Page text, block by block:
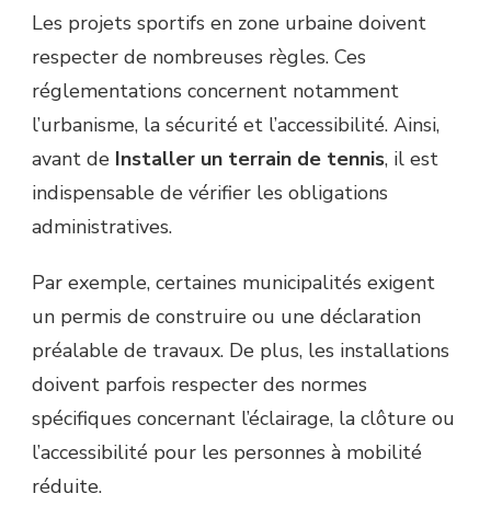
Les projets sportifs en zone urbaine doivent
respecter de nombreuses règles. Ces
réglementations concernent notamment
l’urbanisme, la sécurité et l’accessibilité. Ainsi,
avant de Installer un terrain de tennis, il est
indispensable de vérifier les obligations
administratives.
Par exemple, certaines municipalités exigent
un permis de construire ou une déclaration
préalable de travaux. De plus, les installations
doivent parfois respecter des normes
spécifiques concernant l’éclairage, la clôture ou
l’accessibilité pour les personnes à mobilité
réduite.